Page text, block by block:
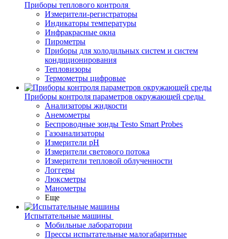
Приборы теплового контроля
Измерители-регистраторы
Индикаторы температуры
Инфракрасные окна
Пирометры
Приборы для холодильных систем и систем
кондиционирования
Тепловизоры
Термометры цифровые
Приборы контроля параметров окружающей среды
Анализаторы жидкости
Анемометры
Беспроводные зонды Testo Smart Probes
Газоанализаторы
Измерители pH
Измерители светового потока
Измерители тепловой облученности
Логгеры
Люксметры
Манометры
Еще
Испытательные машины
Мобильные лаборатории
Прессы испытательные малогабаритные